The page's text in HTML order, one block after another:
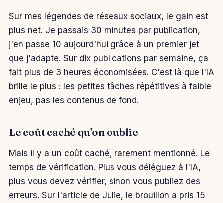
Sur mes légendes de réseaux sociaux, le gain est
plus net. Je passais 30 minutes par publication,
j'en passe 10 aujourd'hui grâce à un premier jet
que j'adapte. Sur dix publications par semaine, ça
fait plus de 3 heures économisées. C'est là que l'IA
brille le plus : les petites tâches répétitives à faible
enjeu, pas les contenus de fond.
Le coût caché qu'on oublie
Mais il y a un coût caché, rarement mentionné. Le
temps de vérification. Plus vous déléguez à l'IA,
plus vous devez vérifier, sinon vous publiez des
erreurs. Sur l'article de Julie, le brouillon a pris 15